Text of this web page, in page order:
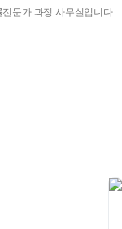
문가 과정 사무실입니다.